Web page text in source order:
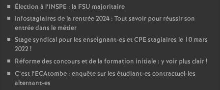
Élection à l’INSPE : la FSU majoritaire
Infostagiaires de la rentrée 2024 : Tout savoir pour réussir son
entrée dans le métier
Stage syndical pour les enseignant-es etCPE stagiaires le 10 mars
2022!
Réforme des concours et de la formation initiale : y voir plus clair!
C’est l’ECAtombe : enquête sur les étudiant-es contractuel-les
alternant-es